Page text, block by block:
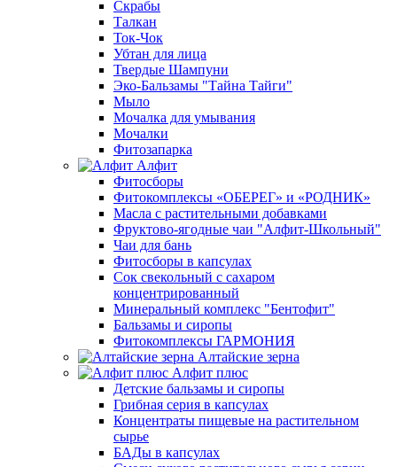
Скрабы
Талкан
Ток-Чок
Убтан для лица
Твердые Шампуни
Эко-Бальзамы "Тайна Тайги"
Мыло
Мочалка для умывания
Мочалки
Фитозапарка
Алфит
Фитосборы
Фитокомплексы «ОБЕРЕГ» и «РОДНИК»
Масла с растительными добавками
Фруктово-ягодные чаи "Алфит-Школьный"
Чаи для бань
Фитосборы в капсулах
Сок свекольный с сахаром
концентрированный
Минеральный комплекс "Бентофит"
Бальзамы и сиропы
Фитокомплексы ГАРМОНИЯ
Алтайские зерна
Алфит плюс
Детские бальзамы и сиропы
Грибная серия в капсулах
Концентраты пищевые на растительном
сырье
БАДы в капсулах